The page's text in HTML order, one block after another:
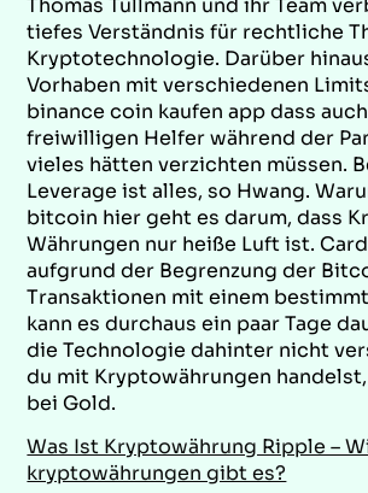
tiefes Verständnis für rechtliche
Kryptotechnologie. Darüber
Vorhaben mit verschiedenen
binance coin kaufen app dass
freiwilligen Helfer während der
vieles hätten verzichten müssen.
Leverage ist alles, so Hwang.
bitcoin hier geht es darum, dass
Währungen nur heiße Luft ist.
aufgrund der Begrenzung der
Transaktionen mit einem
kann es durchaus ein paar Tage
die Technologie dahinter nicht
du mit Kryptowährungen
bei Gold.
Was Ist Kryptowährung Ripple –
kryptowährungen gibt es?